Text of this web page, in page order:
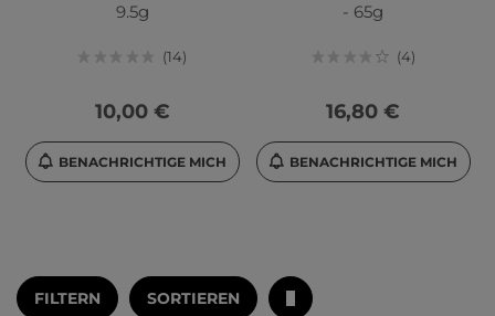
9.5g
14
10,00 €
BENACHRICHTIGE MICH
- 65g
4
16,80 €
BENACHRICHTIGE MICH
FILTERN SORTIEREN